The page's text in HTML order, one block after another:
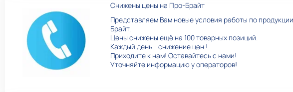
Снижены цены на Про-Брайт
Представляем Вам новые условия работы по
Брайт.
Цены снижены ещё на 100 товарных позиций.
Каждый день - снижение цен !
Приходите к нам! Оставайтесь с нами!
Уточняйте информацию у операторов!